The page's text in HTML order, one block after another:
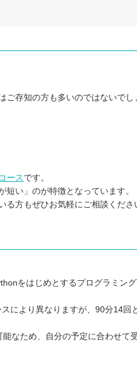
ご存知の方も多いのではないでし
ース です。
い」のが特徴となっています。
方もぜひお気軽にご相談くださ
をはじめとするプログラミング
により異なりますが、90分14回
なため、自分の予定に合わせて